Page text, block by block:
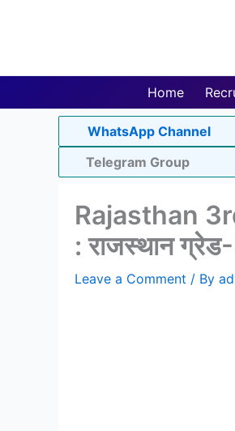
Home
WhatsApp Channel
Telegram Group
Rajasthan
: राजस्थान
Leave a Comment / By